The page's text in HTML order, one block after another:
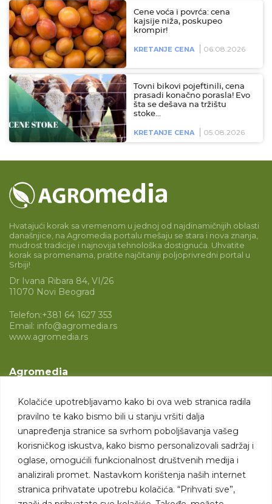
Kolačiće upotrebljavamo kako bi ova web stranica radila
pravilno te kako bismo bili u stanju vršiti dalja
unapređenja stranice sa svrhom poboljšavanja vašeg
korisničkog iskustva, kako bismo personalizovali sadržaj i
oglase, omogućili funkcionalnost društvenih medija i
analizirali promet. Nastavkom korištenja naših internet
stranica prihvatate upotrebu kolačića. “Prihvati sve”,
Cene voća i povrća: cena
kajsije niža, poskupeo
krompir!
KRETANJE CENA 06.08.2026
Tovni bikovi pojeftinili, cena
prasadi konačno porasla! Evo
šta se dešava na tržištu
stoke…
KRETANJE CENA 05.08.2026
Hvatajući korak sa vremenom u jednoj od najdinamičnijih oblasti
današnjice, na Agromedia portalu mešaju se stara i nova znanja,
mudrost tradicije i najnovija tehnološka dostignuća. Uhvatite
korak sa promenama, pratite najčitaniji poljoprivredni portal u
Srbiji!
Dr Ivana Ribara 84, VI/26
11070 Novi Beograd
Telefon:+381 64 1627 353
Email: info@agromedia.rs
www.agromedia.rs
Agromedia
Svet poljoprivrede
Marketing usluge
Tražimo saradnike
Kontakt